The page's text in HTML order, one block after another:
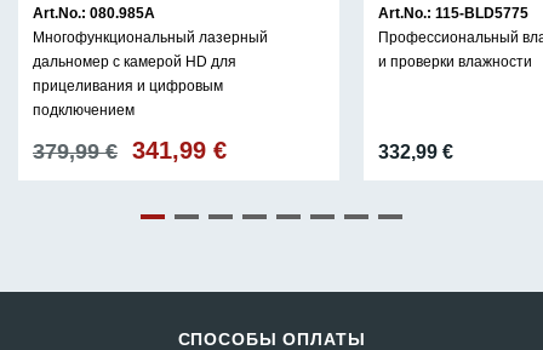
Art.No.: 080.985A
Многофункциональный лазерный
дальномер с камерой HD для
прицеливания и цифровым
подключением
379,99€
Первоначальная
341,99 €Текущая
Art.No.: 115-BLD5775
Профессиональный
и проверки влажности
332,99 €
СПОСОБЫ ОПЛАТЫ